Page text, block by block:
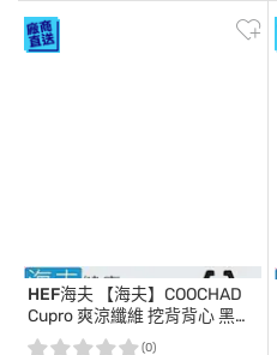
HEF海夫 【海夫】COOCHAD
Cupro 爽涼纖維 挖背背心 黑
(Cupro158-008)_L
(0)